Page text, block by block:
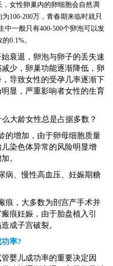
，女性卵巢内的卵细胞会自然凋
100-200万，青春期来临时就只
中一般只有400-500个卵泡可以发
0.1%。
衰退，卵泡与卵子的丢失速
少，卵巢功能逐渐降低，卵
导致女性的受孕几率逐渐下
显，严重影响者女性的生育
的增加，由于卵母细胞质量
染色体异常的风险明显增
。
病、慢性高血压、妊娠期糖
痕，大多数为剖宫产手术并
痕妊娠，由于胎盘植入引
成子宫破裂。
率?
婴儿成功率的重要决定因